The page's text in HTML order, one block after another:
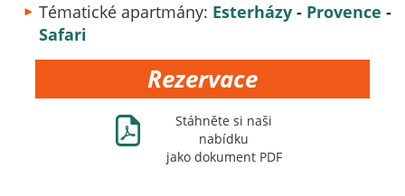
Tématické apartmány: Esterházy - Provence -
Safari
Rezervace
Ж
Stáhněte si naši
nabídku
jako dokument PDF